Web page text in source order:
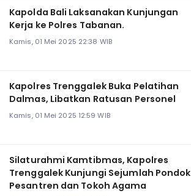
Kapolda Bali Laksanakan Kunjungan
Kerja ke Polres Tabanan.
Kamis, 01 Mei 2025 22:38 WIB
Kapolres Trenggalek Buka Pelatihan
Dalmas, Libatkan Ratusan Personel
Kamis, 01 Mei 2025 12:59 WIB
Silaturahmi Kamtibmas, Kapolres
Trenggalek Kunjungi Sejumlah Pondok
Pesantren dan Tokoh Agama